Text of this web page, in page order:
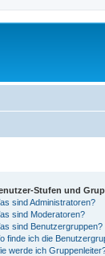
Stufen und
sind Administratoren?
sind Moderatoren?
sind Benutzergruppen?
finde ich die
werde ich